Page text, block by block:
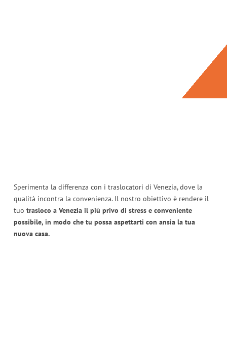
Sperimenta la differenza con i traslocatori di Venezia, dove la
qualità incontra la convenienza. Il nostro obiettivo è rendere il
tuo trasloco a Venezia il più privo di stress e conveniente
possibile, in modo che tu possa aspettarti con ansia la tua
nuova casa.